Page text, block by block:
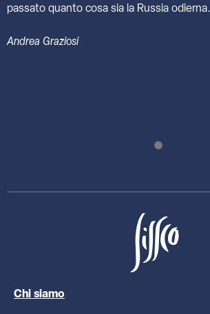
passato quanto cosa sia la Russia odierna.
Andrea Graziosi
Chi siamo